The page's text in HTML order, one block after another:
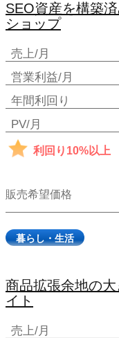
SEO資産を構築
ショップ
売上/月
営業利益/月
年間利回り
PV/月
利回り10%以上
販売希望価格
暮らし・生活
商品拡張余地の
イト
売上/月